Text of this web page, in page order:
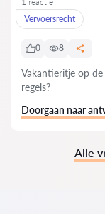
Vervoersrecht
0 8
Vakantieritje op
regels?
Doorgaan naar
Alle